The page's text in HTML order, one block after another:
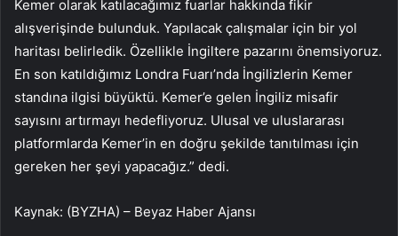
Kemer olarak katılacağımız fuarlar hakkında fikir
alışverişinde bulunduk. Yapılacak çalışmalar için bir yol
haritası belirledik. Özellikle İngiltere pazarını önemsiyoruz.
En son katıldığımız Londra Fuarı’nda İngilizlerin Kemer
standına ilgisi büyüktü. Kemer’e gelen İngiliz misafir
sayısını artırmayı hedefliyoruz. Ulusal ve uluslararası
platformlarda Kemer’in en doğru şekilde tanıtılması için
gereken her şeyi yapacağız.” dedi.
Kaynak: (BYZHA) – Beyaz Haber Ajansı